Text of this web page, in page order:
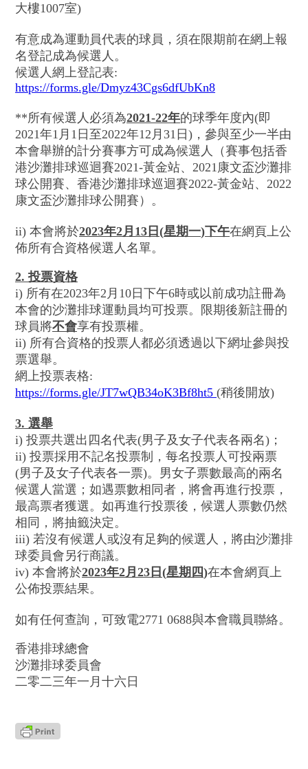
大樓1007室)
有意成為運動員代表的球員，須在限期前在網上報
名登記成為候選人。
候選人網上登記表:
https://forms.gle/Dmyz43Cgs6dfUbKn8
**所有候選人必須為2021-22年的球季年度內(即
2021年1月1日至2022年12月31日)，參與至少一半由
本會舉辦的計分賽事方可成為候選人（賽事包括香
港沙灘排球巡迴賽2021-黃金站、2021康文盃沙灘排
球公開賽、香港沙灘排球巡迴賽2022-黃金站、2022
康文盃沙灘排球公開賽）。
ii) 本會將於2023年2月 13 日 (星期一)下午在網頁上公
佈所有合資格候選人名單。
2. 投票資格
i) 所有在2023年2月10日下午6時或以前成功註冊為
本會的沙灘排球運動員均可投票。限期後新註冊的
球員將不會享有投票權。
ii) 所有合資格的投票人都必須透過以下網址參與投
票選舉。
網上投票表格:
https://forms.gle/JT7wQB34oK3Bf8ht5 (稍後開放)
3. 選舉
i) 投票共選出四名代表(男子及女子代表各兩名)；
ii) 投票採用不記名投票制，每名投票人可投兩票
(男子及女子代表各一票)。男女子票數最高的兩名
候選人當選；如遇票數相同者，將會再進行投票，
最高票者獲選。如再進行投票後，候選人票數仍然
相同，將抽籤決定。
iii) 若沒有候選人或沒有足夠的候選人，將由沙灘排
球委員會另行商議。
iv) 本會將於2023年2月 23 日 (星期四)在本會網頁上
公佈投票結果。
如有任何查詢，可致電2771 0688與本會職員聯絡。
香港排球總會
沙灘排球委員會
二零二三年一月十六日